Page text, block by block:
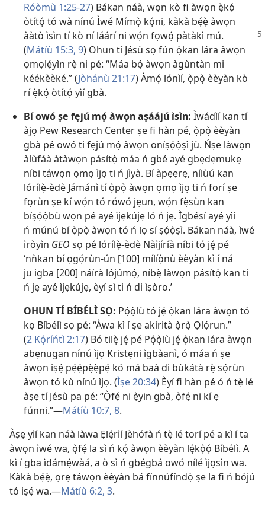
Róòmù 1:25-27) Bákan náà, wọn kò fi àwọn ẹ̀kọ́
òtítọ́ tó wà nínú Ìwé Mímọ̀ kọ́ni, kàkà bẹ́ẹ̀ àwọn
ààtò ìsìn tí kò ní láárí ni wọ́n fọwọ́ pàtàkì mú.
(Mátíù 15:3, 9) Ohun tí Jésù sọ fún ọ̀kan lára àwọn
ọmọlẹ́yìn rẹ̀ ni pé: “Máa bọ́ àwọn àgùntàn mi
kéékèèké.” (Jòhánù 21:17) Àmọ́ lónìí, ọ̀pọ̀ èèyàn kò
rí ẹ̀kọ́ òtítọ́ yìí gbà.
Bí owó ṣe fẹjú mọ́ àwọn aṣáájú ìsìn: Ìwádìí kan tí
àjọ Pew Research Center ṣe fi hàn pé, ọ̀pọ̀ èèyàn
gbà pé owó ti fẹjú mọ́ àwọn oníṣọ́ọ̀ṣì jù. Ńṣe làwọn
àlùfáà àtàwọn pásítọ̀ máa ń gbé ayé gbẹdẹmukẹ
níbi táwọn ọmọ ìjọ ti ń jìyà. Bí àpẹẹrẹ, nílùú kan
lórílẹ̀-èdè Jámánì tí ọ̀pọ̀ àwọn ọmọ ìjọ ti ń forí ṣe
fọrùn ṣe kí wọ́n tó rówó jẹun, wọ́n fẹ̀sùn kan
bíṣọ́ọ̀bù wọn pé ayé ìjẹkújẹ ló ń jẹ. Ìgbésí ayé yìí
ń múnú bí ọ̀pọ̀ àwọn tó ń lọ sí ṣọ́ọ̀ṣì. Bákan náà, ìwé
ìròyìn GEO sọ pé lórílẹ̀-èdè Nàìjíríà níbi tó jẹ́ pé
‘nǹkan bí ọgọ́rùn-ún [100] mílíọ̀nù èèyàn kì í ná
ju igba [200] náírà lójúmọ́, níbẹ̀ làwọn pásítọ̀ kan ti
ń jẹ ayé ìjẹkújẹ, èyí sì ti ń di ìṣòro.’
OHUN TÍ BÍBÉLÌ SỌ: Pọ́ọ̀lù tó jẹ́ ọ̀kan lára àwọn tó
kọ Bíbélì sọ pé: “Àwa kì í ṣe akirità ọ̀rọ̀ Ọlọ́run.”
(2 Kọ́ríńtì 2:17) Bó tilẹ̀ jẹ́ pé Pọ́ọ̀lù jẹ́ ọ̀kan lára àwọn
abẹnugan nínú ìjọ Kristẹni ìgbàanì, ó máa ń ṣe
àwọn iṣẹ́ pẹ́ẹ́pẹ̀ẹ̀pẹ́ kó má baà di bùkátà rẹ̀ sọ́rùn
àwọn tó kù nínú ìjọ. (Ìṣe 20:34) Èyí fi hàn pé ó ń tẹ̀ lé
àṣẹ tí Jésù pa pé: “Ọ̀fẹ́ ni ẹ̀yin gbà, ọ̀fẹ́ ni kí ẹ
fúnni.”—Mátíù 10:7, 8.
Àṣẹ yìí kan náà làwa Ẹlẹ́rìí Jèhófà ń tẹ̀ lé torí pé a kì í ta
àwọn ìwé wa, ọ̀fẹ́ la sì ń kọ́ àwọn èèyàn lẹ́kọ̀ọ́ Bíbélì. A
kì í gba ìdámẹ́wàá, a ò sì ń gbégbá owó nílé ìjọsìn wa.
Kàkà bẹ́ẹ̀, ọrẹ táwọn èèyàn bá fínnúfíndọ̀ ṣe la fi ń bójú
tó iṣẹ́ wa.—Mátíù 6:2, 3.